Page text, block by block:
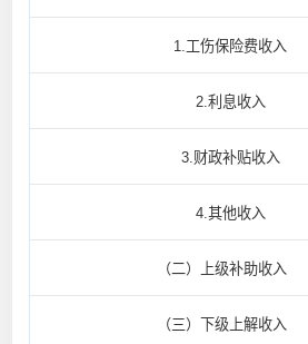
1.工伤保险费收入
2.利息收入
3.财政补贴收入
4.其他收入
（二）上级补助收入
（三）下级上解收入